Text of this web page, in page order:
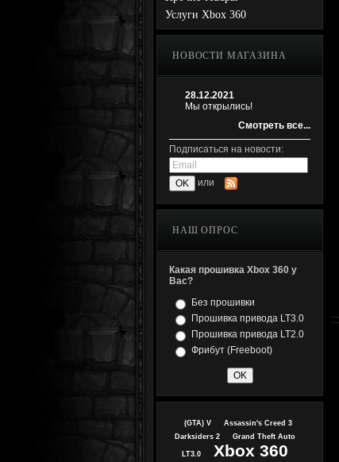
Услуги Xbox 360
НОВОСТИ МАГАЗИНА
28.12.2021
Мы открылись!
Смотреть все...
Подписаться на новости:
или
НАШ ОПРОС
Какая прошивка Xbox 360 у
Вас?
Без прошивки
Прошивка привода LT3.0
Прошивка привода LT2.0
Фрибут (Freeboot)
(GTA) V
Assassin's Creed 3
Darksiders 2
Grand Theft Auto
LT3.0 Xbox 360